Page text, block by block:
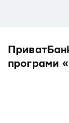
програми